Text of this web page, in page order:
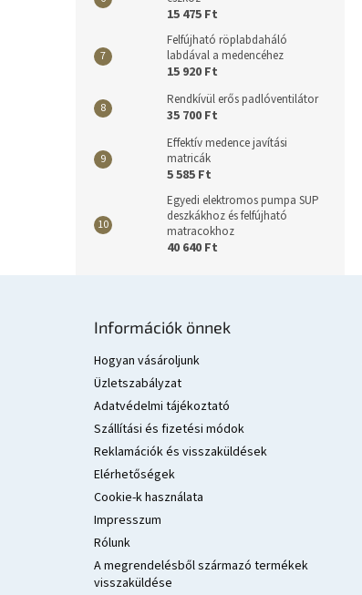
15 475 Ft
Felfújható röplabdaháló
labdával a medencéhez
15 920 Ft
Rendkívül erős padlóventilátor
35 700 Ft
Effektív medence javítási
matricák
5 585 Ft
Egyedi elektromos pumpa SUP
deszkákhoz és felfújható
matracokhoz
40 640 Ft
Információk önnek
Hogyan vásároljunk
Üzletszabályzat
Adatvédelmi tájékoztató
Szállítási és fizetési módok
Reklamációk és visszaküldések
Elérhetőségek
Cookie-k használata
Impresszum
Rólunk
A megrendelésből származó termékek
visszaküldése